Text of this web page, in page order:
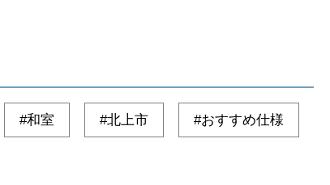
和室 北上市 おすすめ仕様